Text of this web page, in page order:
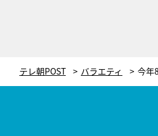
テレ朝POST バラエティ